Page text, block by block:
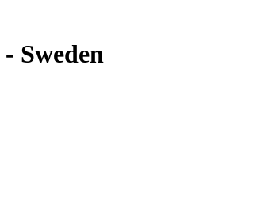
- Sweden